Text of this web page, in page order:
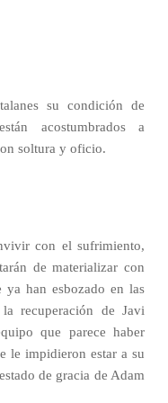
su condición de
acostumbrados a
soltura y oficio.
con el sufrimiento,
de materializar con
han esbozado en las
recuperación de Javi
que parece haber
le impidieron estar a su
de gracia de Adam